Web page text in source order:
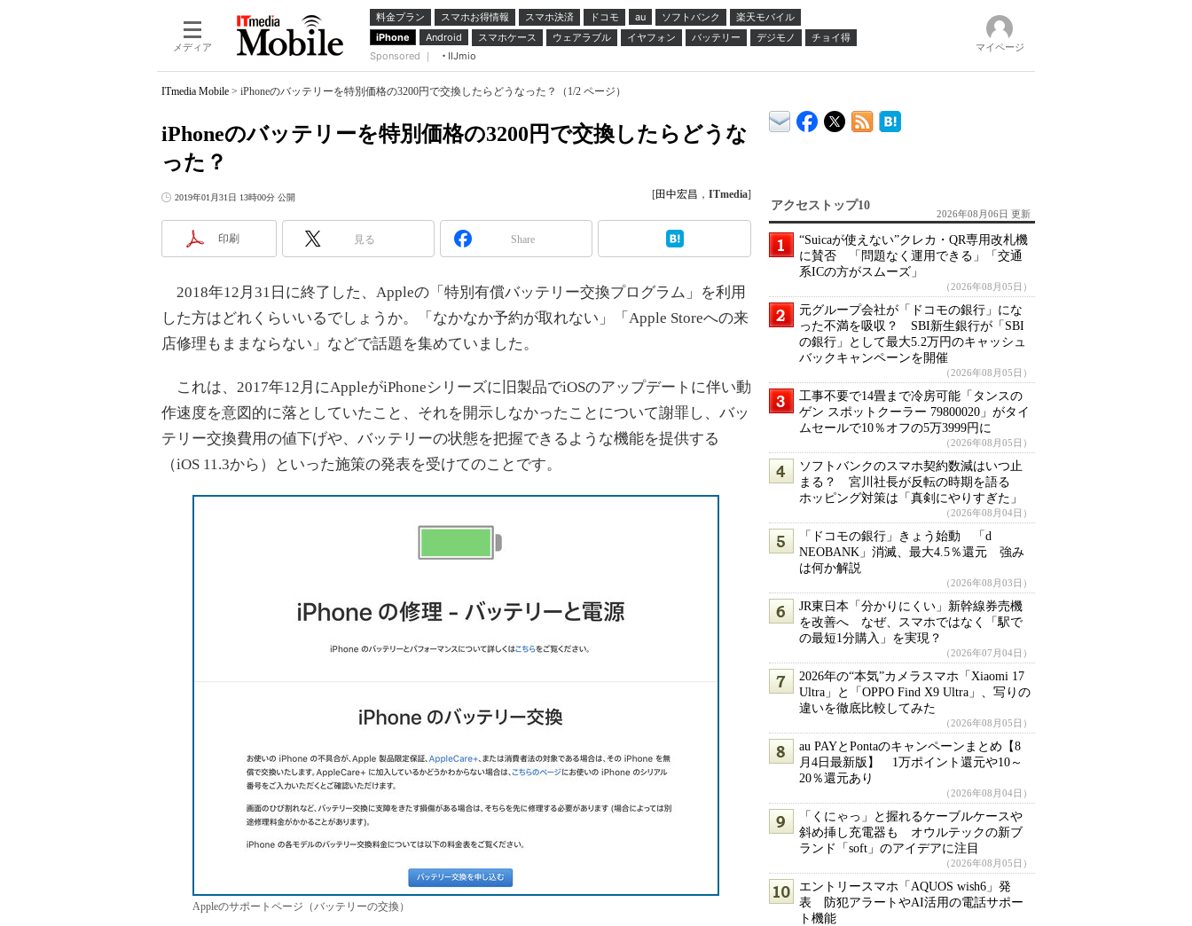
メディア
料金プラン スマホお得情報 スマホ決済 ドコモ au ソフトバンク
楽天モバイル
iPhone
Android スマホケース ウェアラブル イヤフォン バッテリー デジモノ
チョイ得
Sponsored ｜
IIJmio
マイページ
ITmedia Mobile > iPhoneのバッテリーを特別価格の3200円で交換したらどうなった？（1/2 ページ）
iPhoneのバッテリーを特別価格の3200円で交換したらどうな
った？
2019年01月31日 13時00分 公開 [田中宏昌 ， ITmedia]
印刷 見る Share
2018年12月31日に終了した、Appleの「特別有償バッテリー交換プログラム」を利用
した方はどれくらいいるでしょうか。「なかなか予約が取れない」「Apple Storeへの来
店修理もままならない」などで話題を集めていました。
これは、2017年12月にAppleがiPhoneシリーズに旧製品でiOSのアップデートに伴い動
作速度を意図的に落としていたこと、それを開示しなかったことについて謝罪し、バッ
テリー交換費用の値下げや、バッテリーの状態を把握できるような機能を提供する
（iOS 11.3から）といった施策の発表を受けてのことです。
Appleのサポートページ（バッテリーの交換）
アクセストップ10
2026年08月06日 更新
“Suicaが使えない”クレカ・QR専用改札機
に賛否 「問題なく運用できる」「交通
系ICの方がスムーズ」
（2026年08月05日）
元グループ会社が「ドコモの銀行」にな
った不満を吸収？ SBI新生銀行が「SBI
の銀行」として最大5.2万円のキャッシュ
バックキャンペーンを開催
（2026年08月05日）
工事不要で14畳まで冷房可能「タンスの
ゲン スポットクーラー 79800020」がタイ
ムセールで10％オフの5万3999円に
（2026年08月05日）
ソフトバンクのスマホ契約数減はいつ止
まる？ 宮川社長が反転の時期を語る
ホッピング対策は「真剣にやりすぎた」
（2026年08月04日）
「ドコモの銀行」きょう始動 「d
NEOBANK」消滅、最大4.5％還元 強み
は何か解説
（2026年08月03日）
JR東日本「分かりにくい」新幹線券売機
を改善へ なぜ、スマホではなく「駅で
の最短1分購入」を実現？
（2026年07月04日）
2026年の“本気”カメラスマホ「Xiaomi 17
Ultra」と「OPPO Find X9 Ultra」、写りの
違いを徹底比較してみた
（2026年08月05日）
au PAYとPontaのキャンペーンまとめ【8
月4日最新版】 1万ポイント還元や10～
20％還元あり
（2026年08月04日）
「くにゃっ」と握れるケーブルケースや
斜め挿し充電器も オウルテックの新ブ
ランド「soft」のアイデアに注目
（2026年08月05日）
エントリースマホ「AQUOS wish6」発
表 防犯アラートやAI活用の電話サポー
ト機能